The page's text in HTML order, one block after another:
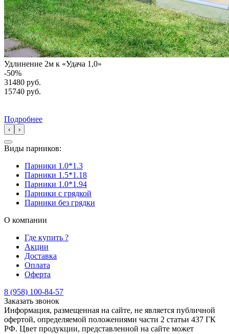
Удлинение 2м к «Удача 1,0»
-50%
31480 руб.
15740 руб.
Подробнее
‹ ›
Виды парников:
Парники 1.0*1.3
Парники 1.5*1.18
Парники 1.0*1.94
Парники с грядкой
Парники без грядки
О компании
Где купить ?
Акции
Доставка
Оплата
Оферта
8 (958) 100-84-57
Заказать звонок
Информация, размещенная на сайте, не является публичной
офертой, определяемой положениями части 2 статьи 437 ГК
РФ. Цвет продукции, представленной на сайте может